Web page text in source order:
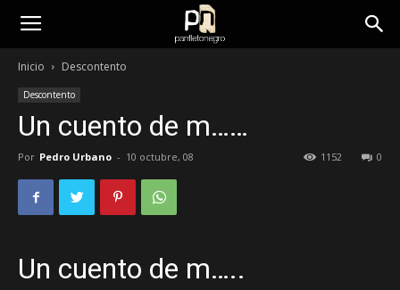
panfletonegro
Inicio Descontento
Descontento
Un cuento de m……
Por Pedro Urbano - 10 octubre, 08 0
1152
Un cuento de m…..